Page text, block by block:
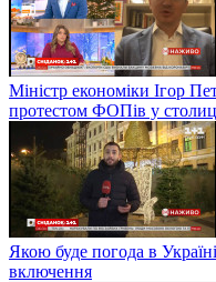
Міністр економіки Ігор
протестом ФОПів у
Якою буде погода в
включення